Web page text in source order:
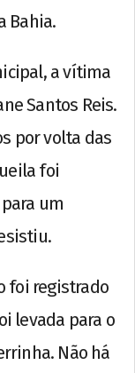
Bahia.
a vítima
Santos Reis.
por volta das
foi
um
foi registrado
levada para o
Não há